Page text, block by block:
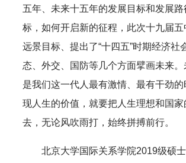
五年、未来十五年的发展目标和发展
标，如何开启新的征程，此次十九届
远景目标、提出了“十四五”时期经济
态、外交、国防等几个方面擘画未来
是我们这一代人最有激情、最有干劲
现人生的价值，就要把人生理想和国
去，无论风吹雨打，始终拼搏前行。
北京大学国际关系学院2019级硕